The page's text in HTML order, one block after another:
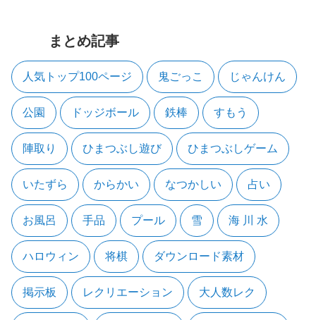
まとめ記事
人気トップ100ページ 鬼ごっこ じゃんけん
公園 ドッジボール 鉄棒 すもう
陣取り ひまつぶし遊び ひまつぶしゲーム
いたずら からかい なつかしい 占い
お風呂 手品 プール 雪 海 川 水
ハロウィン 将棋 ダウンロード素材
掲示板 レクリエーション 大人数レク